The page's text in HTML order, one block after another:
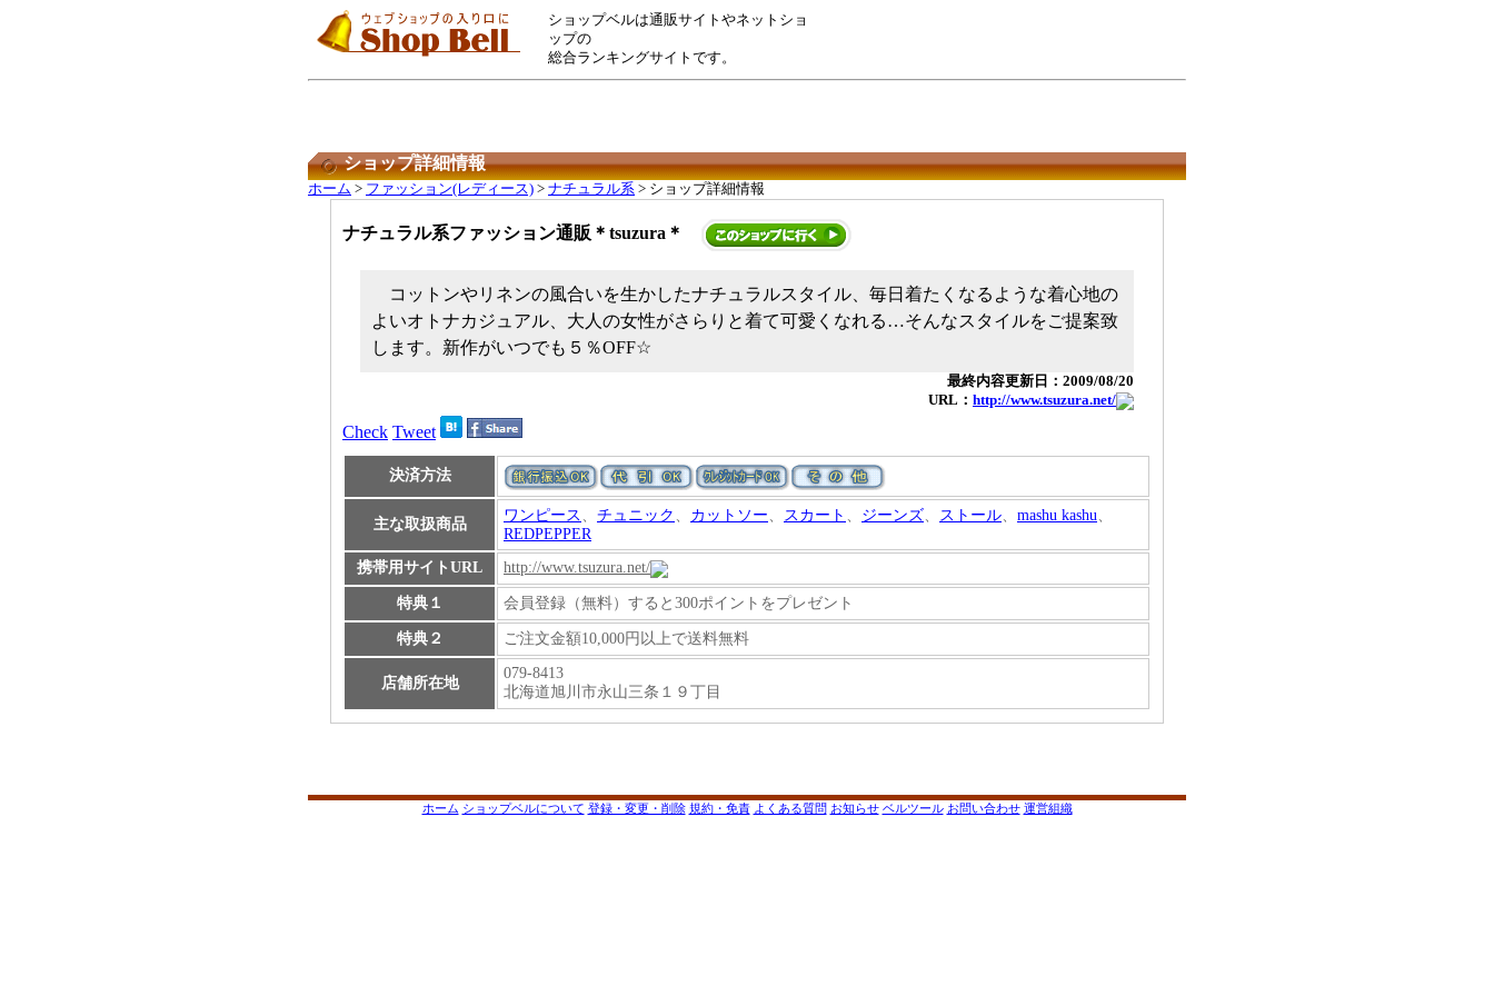
ショップベルは通販サイトやネットショ
ップの
総合ランキングサイトです。
ショップ詳細情報
ホーム > ファッション(レディース) > ナチュラル系 > ショップ詳細情報
ナチュラル系ファッション通販＊tsuzura＊
コットンやリネンの風合いを生かしたナチュラルスタイル、毎日着たくなるような着心地の
よいオトナカジュアル、大人の女性がさらりと着て可愛くなれる…そんなスタイルをご提案致
します。新作がいつでも５％OFF☆
最終内容更新日：2009/08/20
URL： http://www.tsuzura.net/
Check Tweet
決済方法
主な取扱商品
ワンピース 、 チュニック 、 カットソー、 スカート 、 ジーンズ、 ストール、 mashu kashu、
REDPEPPER
携帯用サイトURL
http://www.tsuzura.net/
特典１ 会員登録（無料）すると300ポイントをプレゼント
特典２ ご注文金額10,000円以上で送料無料
店舗所在地
079-8413
北海道旭川市永山三条１９丁目
ホーム ショップベルについて 登録・変更・削除 規約・免責 よくある質問 お知らせ ベルツール お問い合わせ 運営組織